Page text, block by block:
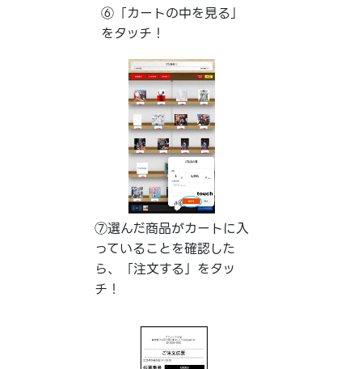
⑥「カートの中を見る」
をタッチ！
⑦選んだ商品がカートに入
っていることを確認した
ら、「注文する」をタッ
チ！